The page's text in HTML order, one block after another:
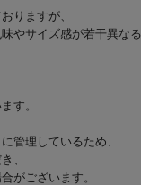
りますが、
やサイズ感が若干異な
す。
管理しているため、
、
がございます。